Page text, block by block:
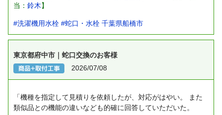
当： 鈴木】
#洗濯機用水栓 #蛇口・水栓 千葉県船橋市
東京都府中市｜蛇口交換のお客様
2026/07/08
「機種を指定して見積りを依頼したが、対応がはやい。
また
類似品との機能の違いなども的確に回答していただいた。